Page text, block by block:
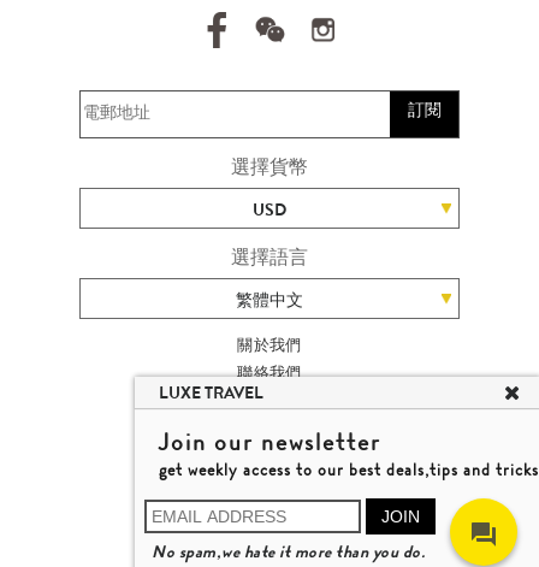
訂閱
選擇貨幣
USD
選擇語言
繁體中文
關於我們
聯絡我們
加入我們
旅遊網站地圖
楊廸深品味遊
© 2026 品味遊有限公司
牌照號碼 353662
瞭解更多
LUXE TRAVEL
Join our newsletter
get weekly access to our best deals,tips and tricks
JOIN
No spam,we hate it more than you do.